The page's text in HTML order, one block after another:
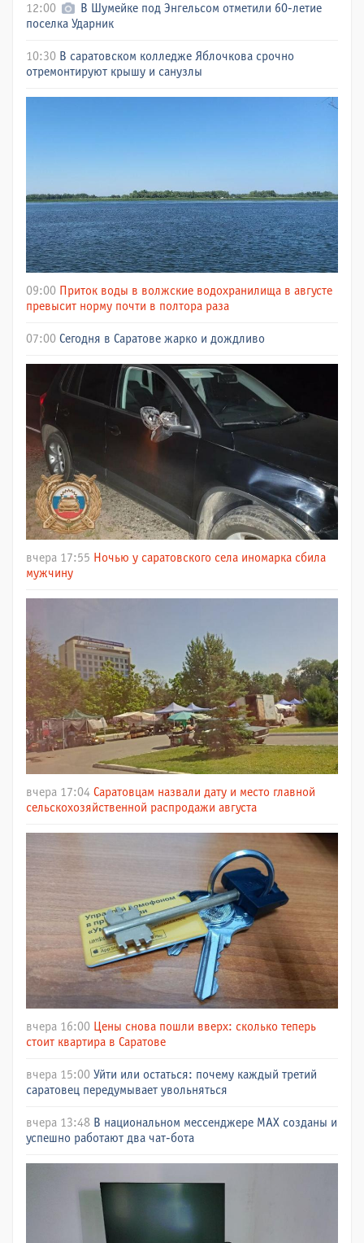
12:00
В Шумейке под Энгельсом отметили 60-летие
поселка Ударник
10:30 В саратовском колледже Яблочкова срочно
отремонтируют крышу и санузлы
09:00 Приток воды в волжские водохранилища в августе
превысит норму почти в полтора раза
07:00 Сегодня в Саратове жарко и дождливо
вчера 17:55 Ночью у саратовского села иномарка сбила
мужчину
вчера 17:04 Саратовцам назвали дату и место главной
сельскохозяйственной распродажи августа
вчера 16:00 Цены снова пошли вверх: сколько теперь
стоит квартира в Саратове
вчера 15:00 Уйти или остаться: почему каждый третий
саратовец передумывает увольняться
вчера 13:48 В национальном мессенджере МАХ созданы и
успешно работают два чат-бота